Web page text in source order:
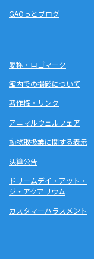
GAOっとブログ
愛称・ロゴマーク
館内での撮影について
著作権・リンク
アニマルウェルフェア
動物取扱業に関する表示
決算公告
ドリームデイ・アット・
ジ・アクアリウム
カスタマーハラスメント